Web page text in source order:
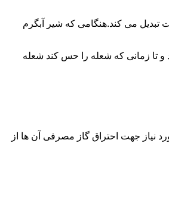
محرکه این برد از یک آدابتور یا دو عدد باتری 1/5 ولت تامین می شود.برای ایجاد جرقه یک تراس افزاینده این 3 ولت را به 14000 تا 18000 ولت تبدیل می کند.هنگامی که شیر آبگرم
تا زمانی که شعله را حس کند شعله
متر مربع باشد ممنوع است،مگر آنکه هوای مورد نیاز جهت احتراق گاز مصرفی آن ها از